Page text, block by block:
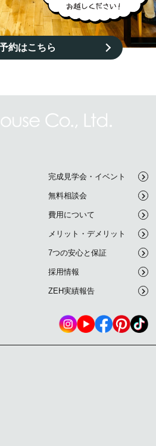
約はこちら
完成見学会・イベント
無料相談会
費用について
メリット・デメリット
7つの安心と保証
採用情報
ZEH実績報告